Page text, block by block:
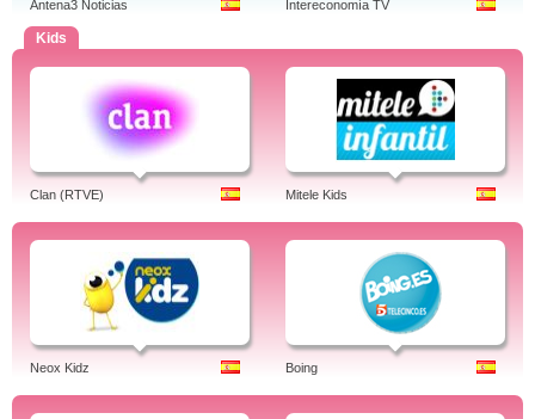
Antena3 Noticias Intereconomía TV
Kids
Clan (RTVE) Mitele Kids
Neox Kidz Boing